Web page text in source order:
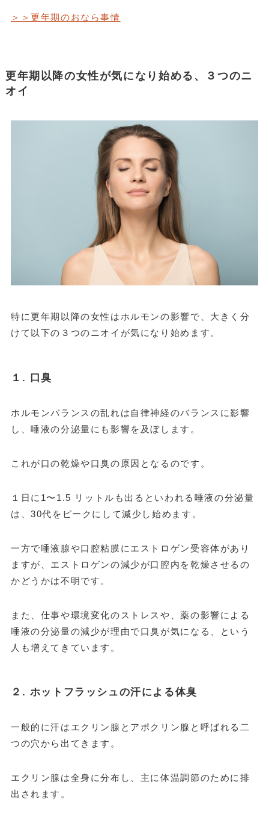
＞＞更年期のおなら事情
更年期以降の女性が気になり始める、３つのニ
オイ
特に更年期以降の女性はホルモンの影響で、大きく分
けて以下の３つのニオイが気になり始めます。
１. 口臭
ホルモンバランスの乱れは自律神経のバランスに影響
し、唾液の分泌量にも影響を及ぼします。
これが口の乾燥や口臭の原因となるのです。
１日に1〜1.5 リットルも出るといわれる唾液の分泌量
は、30代をピークにして減少し始めます。
一方で唾液腺や口腔粘膜にエストロゲン受容体があり
ますが、エストロゲンの減少が口腔内を乾燥させるの
かどうかは不明です。
また、仕事や環境変化のストレスや、薬の影響による
唾液の分泌量の減少が理由で口臭が気になる、という
人も増えてきています。
２. ホットフラッシュの汗による体臭
一般的に汗はエクリン腺とアポクリン腺と呼ばれる二
つの穴から出てきます。
エクリン腺は全身に分布し、主に体温調節のために排
出されます。